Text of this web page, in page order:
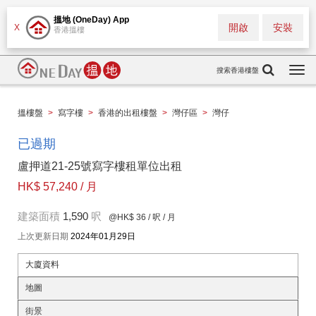
X
搵地 (OneDay) App
香港搵樓 安裝
開啟
搜索香港樓盤
搵樓盤 > 寫字樓 > 香港的出租樓盤 > 灣仔區 > 灣仔
已過期
盧押道21-25號寫字樓租單位出租
HK$ 57,240 / 月
建築面積 1,590 呎 @HK$ 36 / 呎 / 月
上次更新日期 2024年01月29日
大廈資料
地圖
街景